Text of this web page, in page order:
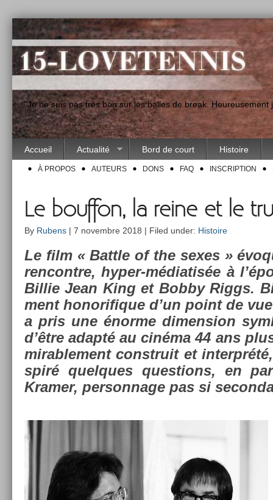
"Je ne suis pas très bon sur les balles de break.
Accueil Actualité Bord de court Histoire
À PROPOS AUTEURS DONS FAQ INSCRIPTION
Le bouffon, la reine et le
By Rubens | 7 novembre 2018 | Filed under: Histoire
Le film « Battle of the sexes »
re­ncontre, hyper-médiatisée à
Bi­llie Jean King et Bobby Riggs.
ment honorifique d’un point de
a pris une énorme di­mens­ion
d’être adapté au cinéma 44 ans
mirab­le­ment con­struit et
spiré quel­ques ques­tions, en
Kram­er, per­son­nage pas si